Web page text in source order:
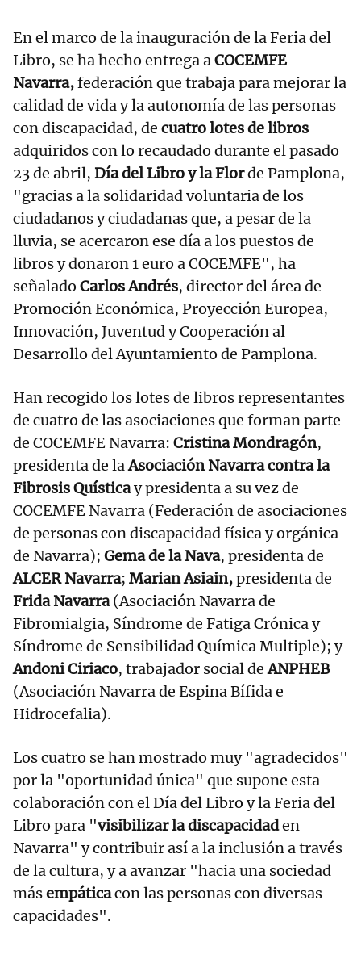
En el marco de la inauguración de la Feria del
Libro, se ha hecho entrega aCOCEMFE
Navarra,federación que trabaja para mejorar la
calidad de vida y la autonomía de las personas
con discapacidad, de cuatro lotes de libros
adquiridos con lo recaudado durante el pasado
23 de abril, Día del Libro y la Florde Pamplona,
"gracias a la solidaridad voluntaria de los
ciudadanos y ciudadanas que, a pesar de la
lluvia, se acercaron ese día a los puestos de
libros y donaron 1 euro a COCEMFE", ha
señalado Carlos Andrés, director del área de
Promoción Económica, Proyección Europea,
Innovación, Juventud y Cooperación al
Desarrollo del Ayuntamiento de Pamplona.
Han recogido los lotes de libros representantes
de cuatro de las asociaciones que forman parte
de COCEMFE Navarra: Cristina Mondragón,
presidenta de laAsociación Navarra contra la
Fibrosis Quísticay presidenta a su vez de
COCEMFE Navarra (Federación de asociaciones
de personas con discapacidad física y orgánica
de Navarra); Gema de la Nava, presidenta de
ALCER Navarra; Marian Asiain,presidenta de
Frida Navarra(Asociación Navarra de
Fibromialgia, Síndrome de Fatiga Crónica y
Síndrome de Sensibilidad Química Multiple); y
Andoni Ciriaco, trabajador social deANPHEB
(Asociación Navarra de Espina Bífida e
Hidrocefalia).
Los cuatro se han mostrado muy "agradecidos"
por la "oportunidad única" que supone esta
colaboración con el Día del Libro y la Feria del
Libro para "visibilizar la discapacidaden
Navarra" y contribuir así a la inclusión a través
de la cultura, y a avanzar "hacia una sociedad
másempáticacon las personas con diversas
capacidades".